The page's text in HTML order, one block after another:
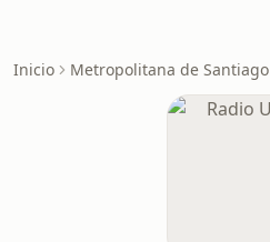
Inicio Metropolitana de Santiago